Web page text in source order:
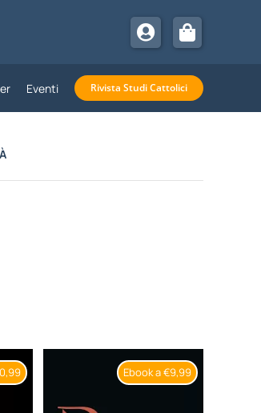
Eventi Rivista Studi Cattolici
Ebook a €9,99